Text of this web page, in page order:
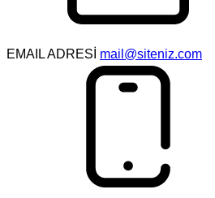
EMAIL ADRESİ mail@siteniz.com